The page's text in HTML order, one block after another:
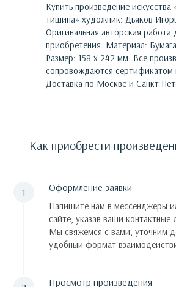
Купить произведение искусства
тишина» художник: Дьяков
Оригинальная авторская работа
приобретения. Материал:
Размер: 158 х 242 мм. Все
сопровождаются сертификатом
Доставка по Москве и Санкт-
Как приобрести
Оформление заявки
Напишите нам в мессенджеры
сайте, указав ваши контактные
Мы свяжемся с вами, уточним
удобный формат
Просмотр произведения